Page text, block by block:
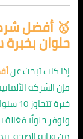
🥇 أفضل
حلوان بخبرة
إذا كنت تبحث عن
فإن الشركة
خبرة
ونوفر حلولًا فعّالة